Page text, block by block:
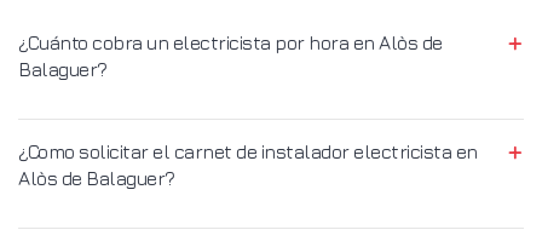
¿Cuánto cobra un electricista por hora en Alòs de
Balaguer?
¿Como solicitar el carnet de instalador electricista en
Alòs de Balaguer?